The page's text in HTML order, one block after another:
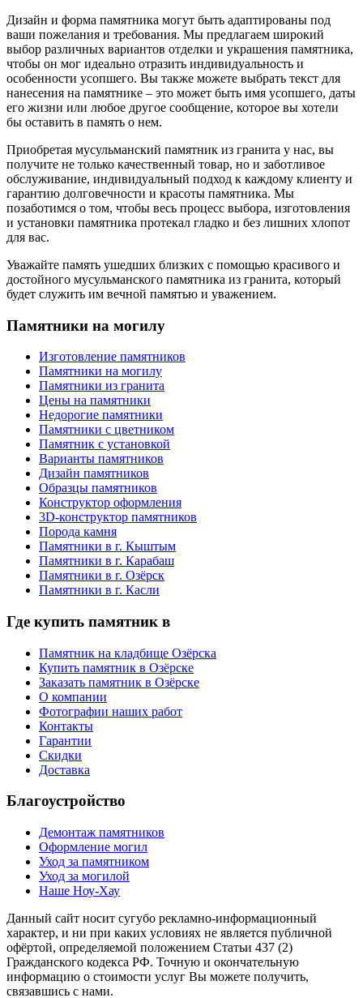
Дизайн и форма памятника могут быть адаптированы под
ваши пожелания и требования. Мы предлагаем широкий
выбор различных вариантов отделки и украшения памятника,
чтобы он мог идеально отразить индивидуальность и
особенности усопшего. Вы также можете выбрать текст для
нанесения на памятнике – это может быть имя усопшего, даты
его жизни или любое другое сообщение, которое вы хотели
бы оставить в память о нем.
Приобретая мусульманский памятник из гранита у нас, вы
получите не только качественный товар, но и заботливое
обслуживание, индивидуальный подход к каждому клиенту и
гарантию долговечности и красоты памятника. Мы
позаботимся о том, чтобы весь процесс выбора, изготовления
и установки памятника протекал гладко и без лишних хлопот
для вас.
Уважайте память ушедших близких с помощью красивого и
достойного мусульманского памятника из гранита, который
будет служить им вечной памятью и уважением.
Памятники на могилу
Изготовление памятников
Памятники на могилу
Памятники из гранита
Цены на памятники
Недорогие памятники
Памятники с цветником
Памятник с установкой
Варианты памятников
Дизайн памятников
Образцы памятников
Конструктор оформления
3D-конструктор памятников
Порода камня
Памятники в г. Кыштым
Памятники в г. Карабаш
Памятники в г. Озёрск
Памятники в г. Касли
Где купить памятник в
Памятник на кладбище Озёрска
Купить памятник в Озёрске
Заказать памятник в Озёрске
О компании
Фотографии наших работ
Контакты
Гарантии
Скидки
Доставка
Благоустройство
Демонтаж памятников
Оформление могил
Уход за памятником
Уход за могилой
Наше Ноу-Хау
Данный сайт носит сугубо рекламно-информационный
характер, и ни при каких условиях не является публичной
офёртой, определяемой положением Статьи 437 (2)
Гражданского кодекса РФ. Точную и окончательную
информацию о стоимости услуг Вы можете получить,
связавшись с нами.